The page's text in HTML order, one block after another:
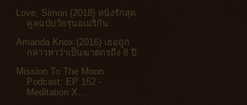
Love, Simon (2018) หนังรักสุด
คูลฉบับวัยรุ่นอเมริกัน
Amanda Knox (2016) เธอถูก
กล่าวหาว่าเป็นฆาตกรถึง 8 ปี
Mission To The Moon
Podcast: EP 152 -
Meditation X...